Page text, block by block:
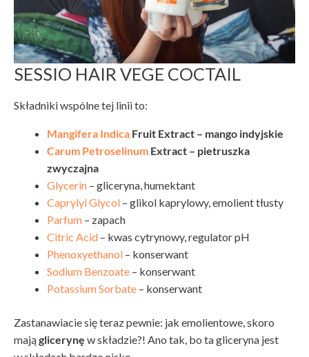
SESSIO HAIR VEGE COCTAIL
Składniki wspólne tej linii to:
Mangifera Indica Fruit Extract – mango indyjskie
Carum Petroselinum Extract – pietruszka
zwyczajna
Glycerin – gliceryna, humektant
Caprylyl Glycol – glikol kaprylowy, emolient tłusty
Parfum – zapach
Citric Acid – kwas cytrynowy, regulator pH
Phenoxyethanol – konserwant
Sodium Benzoate – konserwant
Potassium Sorbate – konserwant
Zastanawiacie się teraz pewnie: jak emolientowe, skoro
mająglicerynę w składzie?! Ano tak, bo ta gliceryna jest